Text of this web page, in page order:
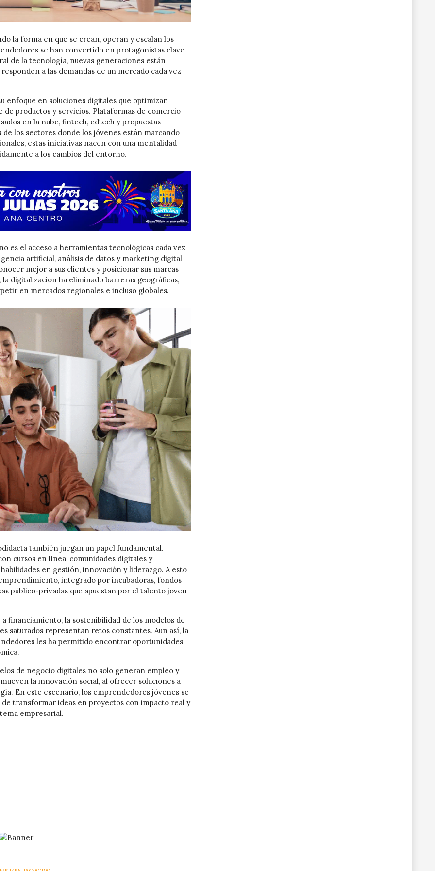
la forma en que se crean, operan y escalan los
se han convertido en protagonistas clave.
de la tecnología, nuevas generaciones están
a las demandas de un mercado cada vez
enfoque en soluciones digitales que optimizan
de productos y servicios. Plataformas de comercio
en la nube, fintech, edtech y propuestas
los sectores donde los jóvenes están marcando
estas iniciativas nacen con una mentalidad
a los cambios del entorno.
es el acceso a herramientas tecnológicas cada vez
artificial, análisis de datos y marketing digital
mejor a sus clientes y posicionar sus marcas
digitalización ha eliminado barreras geográficas,
en mercados regionales e incluso globales.
también juegan un papel fundamental.
cursos en línea, comunidades digitales y
en gestión, innovación y liderazgo. A esto
integrado por incubadoras, fondos
público-privadas que apuestan por el talento joven
financiamiento, la sostenibilidad de los modelos de
saturados representan retos constantes. Aun así, la
les ha permitido encontrar oportunidades
de negocio digitales no solo generan empleo y
la innovación social, al ofrecer soluciones a
En este escenario, los emprendedores jóvenes se
transformar ideas en proyectos con impacto real y
empresarial.